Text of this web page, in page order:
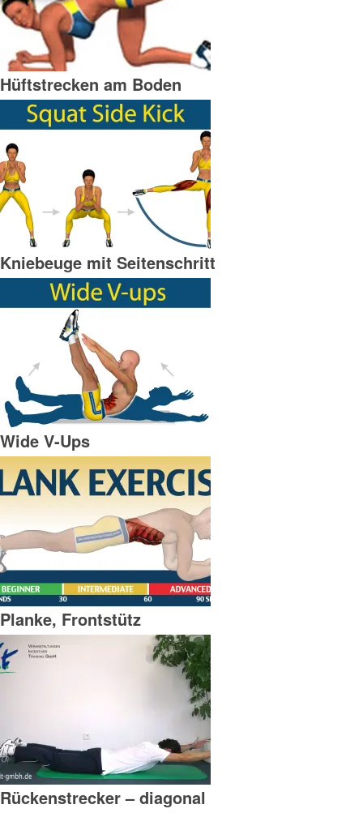
Hüftstrecken am Boden
Kniebeuge mit Seitenschritt
Wide V-Ups
Planke, Frontstütz
Rückenstrecker – diagonal